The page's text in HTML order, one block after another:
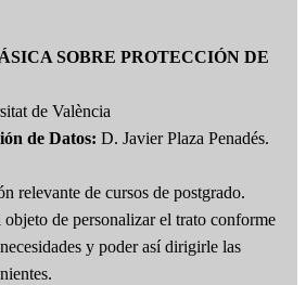
SOBRE PROTECCIÓN DE
de València
de Datos: D. Javier Plaza Penadés.
relevante de cursos de postgrado.
objeto de personalizar el trato conforme
y poder así dirigirle las